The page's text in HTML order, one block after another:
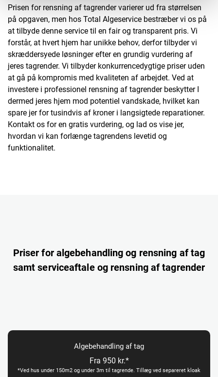
Prisen for rensning af tagrender varierer ud fra størrelsen
på opgaven, men hos Total Algeservice bestræber vi os på
at tilbyde denne service til en fair og transparent pris. Vi
forstår, at hvert hjem har unikke behov, derfor tilbyder vi
skræddersyede løsninger efter en grundig vurdering af
jeres tagrender. Vi tilbyder konkurrencedygtige priser uden
at gå på kompromis med kvaliteten af arbejdet. Ved at
investere i professionel rensning af tagrender beskytter I
dermed jeres hjem mod potentiel vandskade, hvilket kan
spare jer for tusindvis af kroner i langsigtede reparationer.
Kontakt os for en gratis vurdering, og lad os vise jer,
hvordan vi kan forlænge tagrendens levetid og
funktionalitet.
Priser for algebehandling og rensning af tag
samt serviceaftale og rensning af tagrender
Algebehandling af tag
Fra 950 kr.*
*Ved hus under 150m2 og under 3m til tagrende. Tillæg ved separeret kloak